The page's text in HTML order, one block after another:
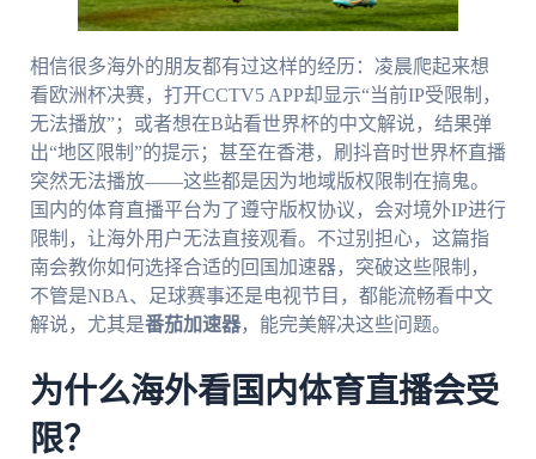
相信很多海外的朋友都有过这样的经历：凌晨爬起来想
看欧洲杯决赛，打开CCTV5 APP却显示“当前IP受限制，
无法播放”；或者想在B站看世界杯的中文解说，结果弹
出“地区限制”的提示；甚至在香港，刷抖音时世界杯直播
突然无法播放——这些都是因为地域版权限制在搞鬼。
国内的体育直播平台为了遵守版权协议，会对境外IP进行
限制，让海外用户无法直接观看。不过别担心，这篇指
南会教你如何选择合适的回国加速器，突破这些限制，
不管是NBA、足球赛事还是电视节目，都能流畅看中文
解说，尤其是番茄加速器，能完美解决这些问题。
为什么海外看国内体育直播会受
限？